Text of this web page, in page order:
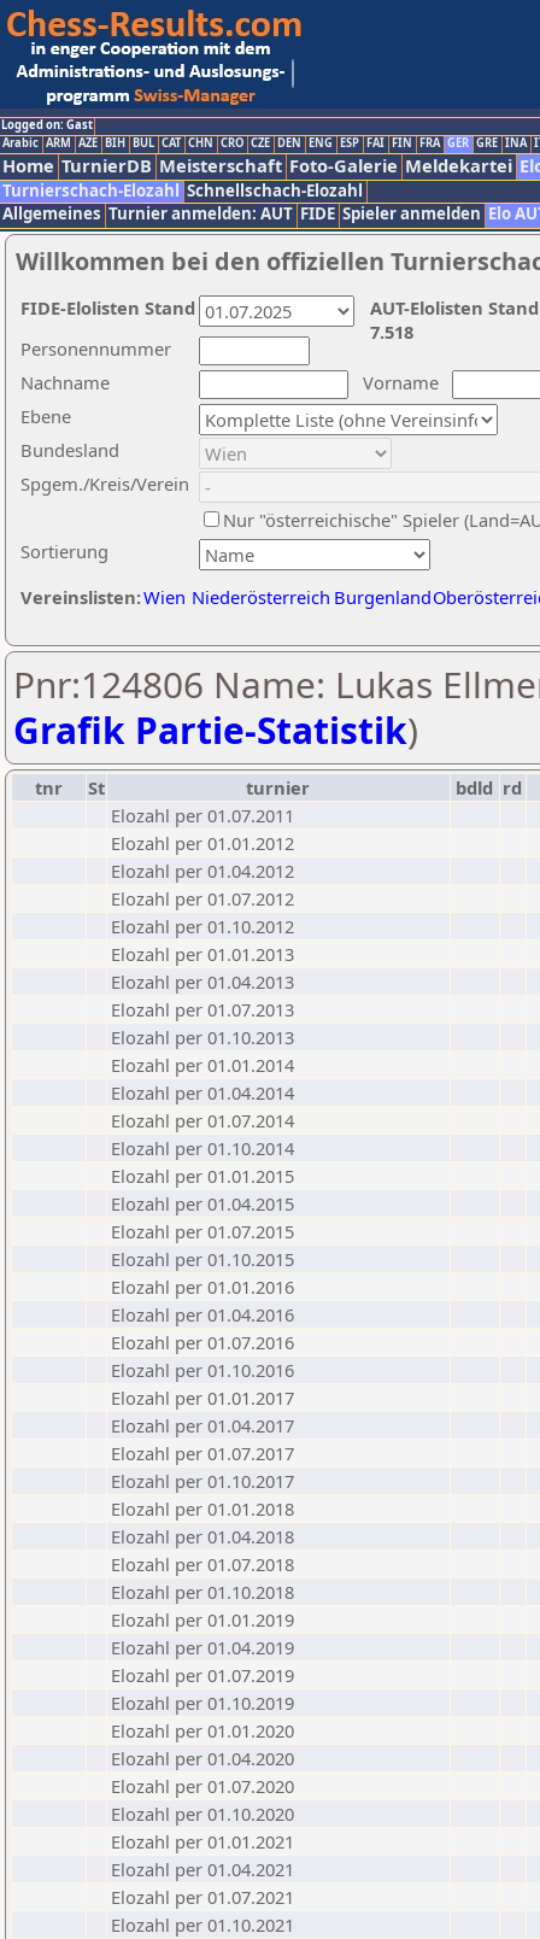
Logged on: Gast
Arabic ARM AZE BIH BUL CAT CHN CRO CZE DEN ENG ESP FAI FIN FRA GER GRE INA
Home TurnierDB Meisterschaft Foto-Galerie Meldekartei
Turnierschach-Elozahl Schnellschach-Elozahl
Allgemeines Turnier anmelden: AUT FIDE Spieler anmelden Elo
Willkommen bei den offiziellen
Nachname
Vorname
Ebene
Sortierung
Personennummer
Bundesland
Spgem./Kreis/Verein
Nur "österreichische" Spieler
Vereinslisten:Wien Niederösterreich Burgenland
AUT-Elolisten
7.518
FIDE-Elolisten Stand
Pnr:124806 Name: Lukas
Grafik Partie-Statistik)
tnr St turnier bdld rd
Elozahl per 01.07.2011
Elozahl per 01.01.2012
Elozahl per 01.04.2012
Elozahl per 01.07.2012
Elozahl per 01.10.2012
Elozahl per 01.01.2013
Elozahl per 01.04.2013
Elozahl per 01.07.2013
Elozahl per 01.10.2013
Elozahl per 01.01.2014
Elozahl per 01.04.2014
Elozahl per 01.07.2014
Elozahl per 01.10.2014
Elozahl per 01.01.2015
Elozahl per 01.04.2015
Elozahl per 01.07.2015
Elozahl per 01.10.2015
Elozahl per 01.01.2016
Elozahl per 01.04.2016
Elozahl per 01.07.2016
Elozahl per 01.10.2016
Elozahl per 01.01.2017
Elozahl per 01.04.2017
Elozahl per 01.07.2017
Elozahl per 01.10.2017
Elozahl per 01.01.2018
Elozahl per 01.04.2018
Elozahl per 01.07.2018
Elozahl per 01.10.2018
Elozahl per 01.01.2019
Elozahl per 01.04.2019
Elozahl per 01.07.2019
Elozahl per 01.10.2019
Elozahl per 01.01.2020
Elozahl per 01.04.2020
Elozahl per 01.07.2020
Elozahl per 01.10.2020
Elozahl per 01.01.2021
Elozahl per 01.04.2021
Elozahl per 01.07.2021
Elozahl per 01.10.2021